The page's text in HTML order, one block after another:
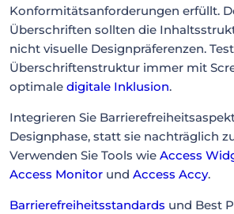
Konformitätsanforderungen erfüllt.
Überschriften sollten die
nicht visuelle Designpräferenzen.
Überschriftenstruktur immer mit
optimale digitale Inklusion.
Integrieren Sie
Designphase, statt sie nachträglich
Verwenden Sie Tools wie Access
Access Monitor und Access Accy.
Barrierefreiheitsstandards und Best